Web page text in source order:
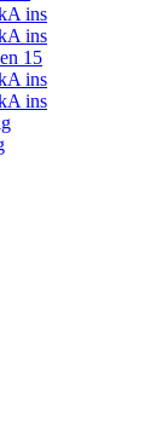
ins
ins
15
ins
ins